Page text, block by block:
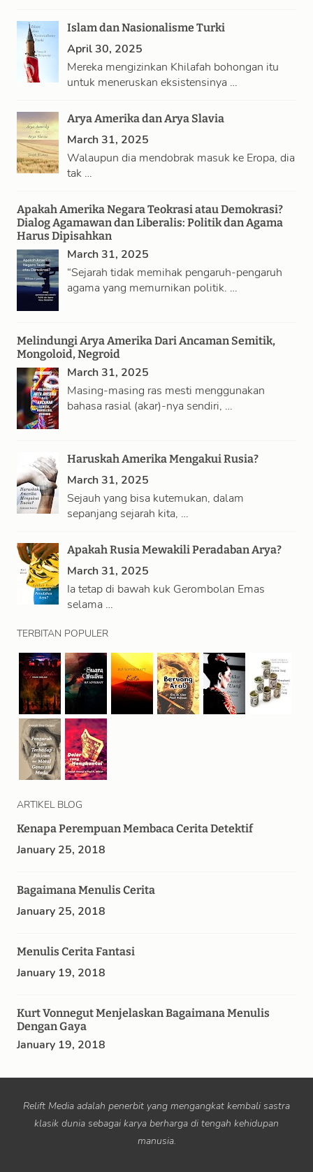
Islam dan Nasionalisme Turki
April 30, 2025
Mereka mengizinkan Khilafah bohongan itu
untuk meneruskan eksistensinya …
Arya Amerika dan Arya Slavia
March 31, 2025
Walaupun dia mendobrak masuk ke Eropa, dia
tak …
Apakah Amerika Negara Teokrasi atau Demokrasi?
Dialog Agamawan dan Liberalis: Politik dan Agama
Harus Dipisahkan
March 31, 2025
“Sejarah tidak memihak pengaruh-pengaruh
agama yang memurnikan politik. …
Melindungi Arya Amerika Dari Ancaman Semitik,
Mongoloid, Negroid
March 31, 2025
Masing-masing ras mesti menggunakan
bahasa rasial (akar)-nya sendiri, …
Haruskah Amerika Mengakui Rusia?
March 31, 2025
Sejauh yang bisa kutemukan, dalam
sepanjang sejarah kita, …
Apakah Rusia Mewakili Peradaban Arya?
March 31, 2025
Ia tetap di bawah kuk Gerombolan Emas
selama …
TERBITAN POPULER
ARTIKEL BLOG
Kenapa Perempuan Membaca Cerita Detektif
January 25, 2018
Bagaimana Menulis Cerita
January 25, 2018
Menulis Cerita Fantasi
January 19, 2018
Kurt Vonnegut Menjelaskan Bagaimana Menulis
Dengan Gaya
January 19, 2018
Relift Media adalah penerbit yang mengangkat kembali sastra
klasik dunia sebagai karya berharga di tengah kehidupan
manusia.